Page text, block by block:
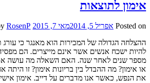
אימון לתוצאות
Posted on אפריל 5, 2014 מאי 7, 2015
RosenP
ההצלחה הגדולה של המכירות הוא מאנגר כי
להיות ישכח אנשים אשר אינם מייצרים. הם
מספר שנים לאחר שנה. האם השאלה מה עושה
או אימון? מה ההבדל בין בריונות אימון? זו
את הנפש, כאשר אנו מדברים על דייב. אימון